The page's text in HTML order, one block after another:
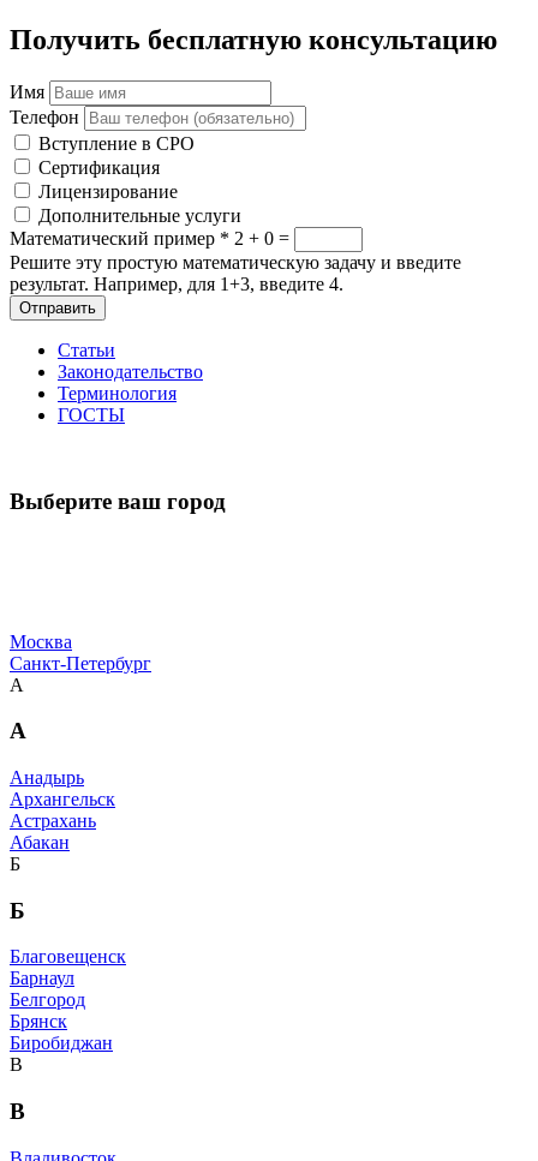
Получить бесплатную консультацию
Имя
Телефон
Вступление в СРО
Сертификация
Лицензирование
Дополнительные услуги
Математический пример * 2 + 0 =
Решите эту простую математическую задачу и введите
результат. Например, для 1+3, введите 4.
Отправить
Статьи
Законодательство
Терминология
ГОСТЫ
Выберите ваш город
Москва
Санкт-Петербург
А
А
Анадырь
Архангельск
Астрахань
Абакан
Б
Б
Благовещенск
Барнаул
Белгород
Брянск
Биробиджан
В
В